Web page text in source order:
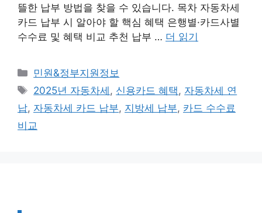
뜰한 납부 방법을 찾을 수 있습니다. 목차 자동차세
카드 납부 시 알아야 할 핵심 혜택 은행별·카드사별
수수료 및 혜택 비교 추천 납부 … 더 읽기
카
테
리
민원&정부지원정보
태
그
2025년 자동차세 , 신용카드 혜택, 자동차세 연
납, 자동차세 카드 납부, 지방세 납부, 카드 수수료
비교